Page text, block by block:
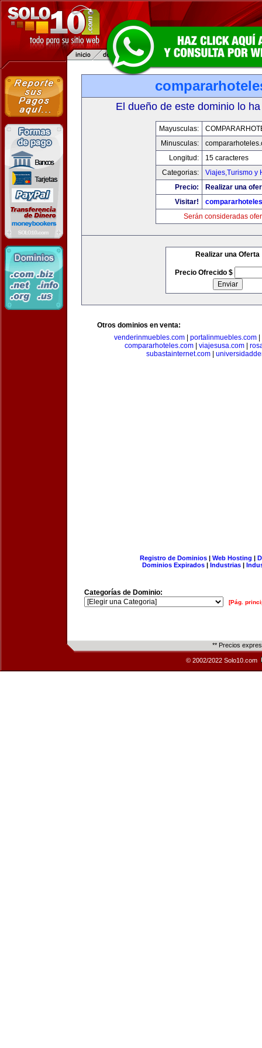
El dueño de este dominio lo
Mayusculas:
Minusculas:
Longitud:
15 caracteres
Categorias:
Viajes,Turismo y
Precio:
Realizar una
Visitar!
Serán consideradas
Realizar una Oferta
Precio Ofrecido $
Otros dominios en venta:
venderinmuebles.com| portalinmuebles.com|
compararhoteles.com| viajesusa.com|
subastainternet.com|
Registro de Dominios| Web Hosting |
Dominios Expirados | Industrias |
Categorías de Dominio:
[Pág.
** Precios
© 2002/2022 Solo10.com